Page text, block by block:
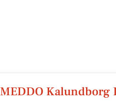
MEDDO Kalundborg